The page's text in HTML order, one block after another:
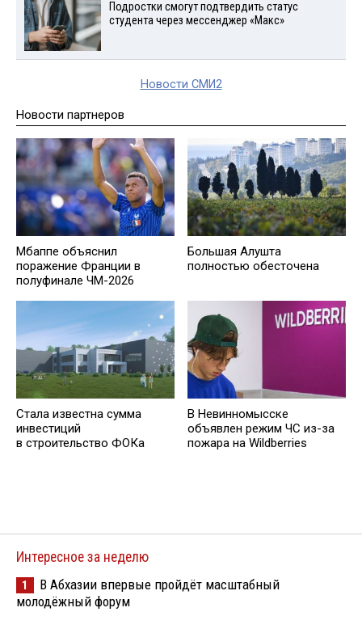
Подростки смогут подтвердить статус
студента через мессенджер «Макс»
Новости СМИ2
Новости партнеров
Мбаппе объяснил
поражение Франции в
полуфинале ЧМ-2026
Большая Алушта
полностью обесточена
Стала известна сумма
инвестиций
в строительство ФОКа
В Невинномысске
объявлен режим ЧС из-за
пожара на Wildberries
Интересное за неделю
1
В Абхазии впервые пройдёт масштабный
молодёжный форум